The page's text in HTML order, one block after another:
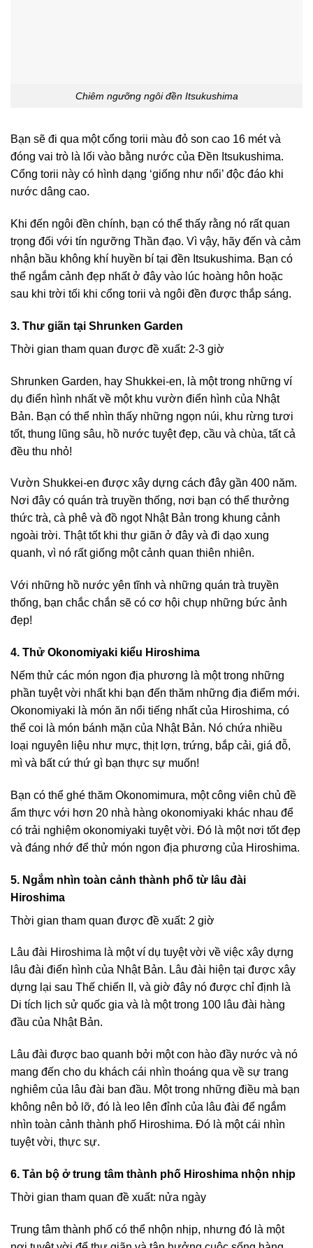
Chiêm ngưỡng ngôi đền Itsukushima
Bạn sẽ đi qua một cổng torii màu đỏ son cao 16 mét và
đóng vai trò là lối vào bằng nước của Đền Itsukushima.
Cổng torii này có hình dạng ‘giống như nổi’ độc đáo khi
nước dâng cao.
Khi đến ngôi đền chính, bạn có thể thấy rằng nó rất quan
trọng đối với tín ngưỡng Thần đạo. Vì vậy, hãy đến và cảm
nhận bầu không khí huyền bí tại đền Itsukushima. Bạn có
thể ngắm cảnh đẹp nhất ở đây vào lúc hoàng hôn hoặc
sau khi trời tối khi cổng torii và ngôi đền được thắp sáng.
3. Thư giãn tại Shrunken Garden
Thời gian tham quan được đề xuất: 2-3 giờ
Shrunken Garden, hay Shukkei-en, là một trong những ví
dụ điển hình nhất về một khu vườn điển hình của Nhật
Bản. Bạn có thể nhìn thấy những ngọn núi, khu rừng tươi
tốt, thung lũng sâu, hồ nước tuyệt đẹp, cầu và chùa, tất cả
đều thu nhỏ!
Vườn Shukkei-en được xây dựng cách đây gần 400 năm.
Nơi đây có quán trà truyền thống, nơi bạn có thể thưởng
thức trà, cà phê và đồ ngọt Nhật Bản trong khung cảnh
ngoài trời. Thật tốt khi thư giãn ở đây và đi dạo xung
quanh, vì nó rất giống một cảnh quan thiên nhiên.
Với những hồ nước yên tĩnh và những quán trà truyền
thống, bạn chắc chắn sẽ có cơ hội chụp những bức ảnh
đẹp!
4. Thử Okonomiyaki kiểu Hiroshima
Nếm thử các món ngon địa phương là một trong những
phần tuyệt vời nhất khi bạn đến thăm những địa điểm mới.
Okonomiyaki là món ăn nổi tiếng nhất của Hiroshima, có
thể coi là món bánh mặn của Nhật Bản. Nó chứa nhiều
loại nguyên liệu như mực, thịt lợn, trứng, bắp cải, giá đỗ,
mì và bất cứ thứ gì bạn thực sự muốn!
Bạn có thể ghé thăm Okonomimura, một công viên chủ đề
ẩm thực với hơn 20 nhà hàng okonomiyaki khác nhau để
có trải nghiệm okonomiyaki tuyệt vời. Đó là một nơi tốt đẹp
và đáng nhớ để thử món ngon địa phương của Hiroshima.
5. Ngắm nhìn toàn cảnh thành phố từ lâu đài
Hiroshima
Thời gian tham quan được đề xuất: 2 giờ
Lâu đài Hiroshima là một ví dụ tuyệt vời về việc xây dựng
lâu đài điển hình của Nhật Bản. Lâu đài hiện tại được xây
dựng lại sau Thế chiến II, và giờ đây nó được chỉ định là
Di tích lịch sử quốc gia và là một trong 100 lâu đài hàng
đầu của Nhật Bản.
Lâu đài được bao quanh bởi một con hào đầy nước và nó
mang đến cho du khách cái nhìn thoáng qua về sự trang
nghiêm của lâu đài ban đầu. Một trong những điều mà bạn
không nên bỏ lỡ, đó là leo lên đỉnh của lâu đài để ngắm
nhìn toàn cảnh thành phố Hiroshima. Đó là một cái nhìn
tuyệt vời, thực sự.
6. Tản bộ ở trung tâm thành phố Hiroshima nhộn nhịp
Thời gian tham quan đề xuất: nửa ngày
Trung tâm thành phố có thể nhộn nhịp, nhưng đó là một